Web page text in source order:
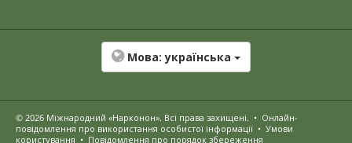
Мова: українська
© 2026 Міжнародний «Нарконон». Всі права захищені. • Онлайн-
повідомлення про використання особистої інформації • Умови
користування • Повідомлення про порядок збереження